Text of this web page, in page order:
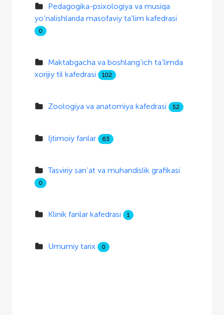
Pedagogika-psixologiya va musiqa
yo‘nalishlarida masofaviy ta’lim kafedrasi
0
Maktabgacha va boshlang‘ich ta’limda
xorijiy til kafedrasi
102
Zoologiya va anatomiya kafedrasi 52
Ijtimoiy fanlar 63
Tasviriy san’at va muhandislik grafikasi
0
Klinik fanlar kafedrasi 1
Umumiy tarix 0